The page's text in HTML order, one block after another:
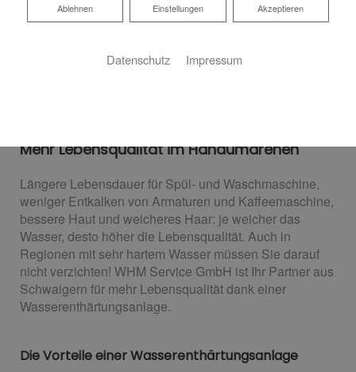
Mehr Lebensqualität im Handumdrehen
Längere Lebensdauer für Spül- und Waschmaschine,
weniger Entkalken von Armaturen und Kaffeemaschine,
bessere Haut und weicheres Haar: je weicher das
Wasser, desto höher die Lebensqualität. Auch in
Regionen mit sehr hartem Wasser müssen Sie darauf
nicht verzichten! WHM Service GmbH ist Ihr Partner aus
Schwaigern für mehr Lebensqualität dank einer
Wasserenthärtungsanlage.
Die Vorteile einer Wasserenthärtungsanlage
Akzeptieren
Einstellungen
Ablehnen
Ablehnen
Datenschutz Impressum